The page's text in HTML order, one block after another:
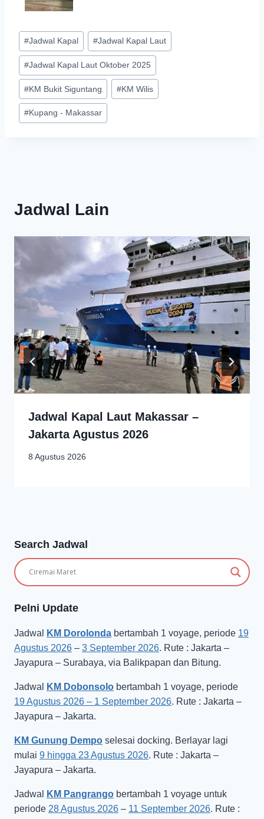
Post
Tags:
#Jadwal Kapal #Jadwal Kapal Laut
#Jadwal Kapal Laut Oktober 2025
#KM Bukit Siguntang #KM Wilis
#Kupang - Makassar
Jadwal Lain
Jadwal Kapal Laut Makassar –
Jakarta Agustus 2026
8 Agustus 2026
Search Jadwal
Pelni Update
Jadwal KM Dorolonda bertambah 1 voyage, periode 19
Agustus 2026 – 3 September 2026. Rute : Jakarta –
Jayapura – Surabaya, via Balikpapan dan Bitung.
Jadwal KM Dobonsolo bertambah 1 voyage, periode
19 Agustus 2026 – 1 September 2026. Rute : Jakarta –
Jayapura – Jakarta.
KM Gunung Dempo selesai docking. Berlayar lagi
mulai 9 hingga 23 Agustus 2026. Rute : Jakarta –
Jayapura – Jakarta.
Jadwal KM Pangrango bertambah 1 voyage untuk
periode 28 Agustus 2026 – 11 September 2026. Rute :